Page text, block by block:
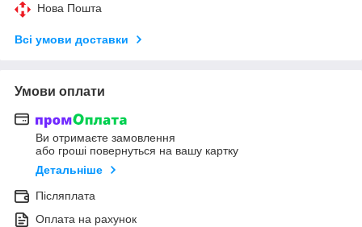
Нова Пошта
Всі умови доставки
Умови оплати
Ви отримаєте замовлення
або гроші повернуться на вашу картку
Детальніше
Післяплата
Оплата на рахунок